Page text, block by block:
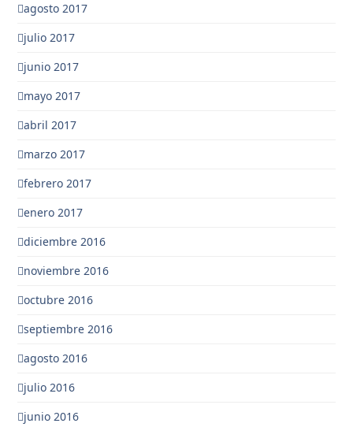
agosto 2017
julio 2017
junio 2017
mayo 2017
abril 2017
marzo 2017
febrero 2017
enero 2017
diciembre 2016
noviembre 2016
octubre 2016
septiembre 2016
agosto 2016
julio 2016
junio 2016